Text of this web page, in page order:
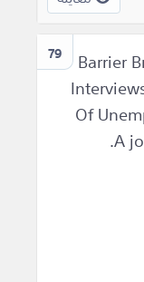
79
Barrier
Of
A